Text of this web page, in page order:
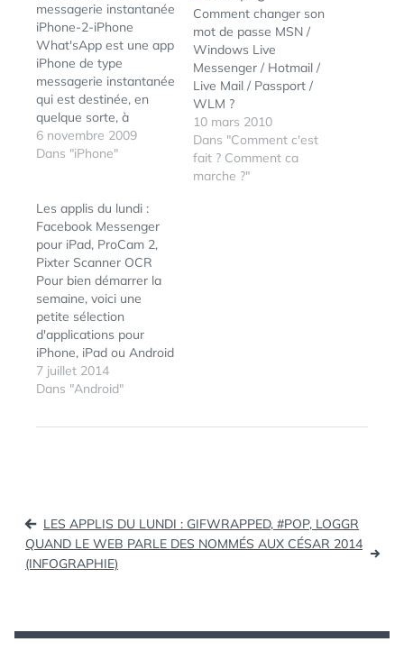
messagerie instantanée
iPhone-2-iPhone
What'sApp est une app
iPhone de type
messagerie instantanée
qui est destinée, en
quelque sorte, à
remplacer le centre de
SMS entre utilisateurs
forfait, surtout si vous
envoyez beaucoup de
SMS et surtout si vous
avez des contacts à
l'international :-) Déjà,
gros point fort :…
6 novembre 2009
Dans "iPhone"
Comment changer son
mot de passe MSN /
Windows Live
Messenger / Hotmail /
Live Mail / Passport /
WLM ?
10 mars 2010
Dans "Comment c'est
fait ? Comment ca
marche ?"
Les applis du lundi :
Facebook Messenger
pour iPad, ProCam 2,
Pixter Scanner OCR
Pour bien démarrer la
semaine, voici une
petite sélection
d'applications pour
iPhone, iPad ou Android
que je vous
recommande...
pour iPad La
Télécharger Facebook
Messenger pour iPad —
Gratuit sur l'AppStore
7 juillet 2014
Dans "Android"
ÉTIQUETTES :
IM,
INSTANTANÉE
MESSAGERIE ,
TELEGRAM ,
WHATSAPP
Navigation
de
l’article
LES APPLIS DU LUNDI : GIFWRAPPED, #POP, LOGGR
QUAND LE WEB PARLE DES NOMMÉS AUX CÉSAR 2014
(INFOGRAPHIE)